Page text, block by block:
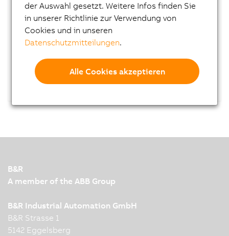
Automation Panel AP830; 21,5" Full HD color
TFT Display mit Multi Touch Screen (Projected
Capacitive); 2x USB 2.0 Schnittstellen; Schutzart
IP65 (frontseitig); 24 VDC; Flanschmontage
oben.
B&R
A member of the ABB Group
B&R Industrial Automation GmbH
B&R Strasse 1
5142 Eggelsberg
der Auswahl gesetzt. Weitere Infos finden Sie
in unserer Richtlinie zur Verwendung von
Cookies und in unseren
Datenschutzmitteilungen.
Alle Cookies akzeptieren